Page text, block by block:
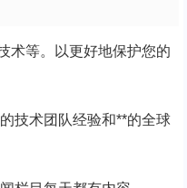
术等。以更好地保护您的
技术团队经验和**的全球